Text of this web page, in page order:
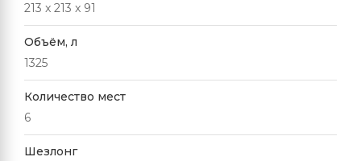
213 x 213 x 91
Объём, л
1325
Количество мест
6
Шезлонг